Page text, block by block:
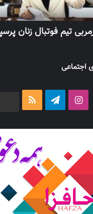
تیم فوتبال زنان
اجتماعی
اینستاگرامتلگرام